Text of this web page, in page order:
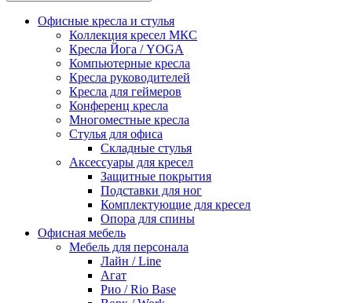
Офисные кресла и стулья
Коллекция кресел МКС
Кресла Йога / YOGA
Компьютерные кресла
Кресла руководителей
Кресла для геймеров
Конференц кресла
Многоместные кресла
Стулья для офиса
Складные стулья
Аксессуары для кресел
Защитные покрытия
Подставки для ног
Комплектующие для кресел
Опора для спины
Офисная мебель
Мебель для персонала
Лайн / Line
Агат
Рио / Rio Base